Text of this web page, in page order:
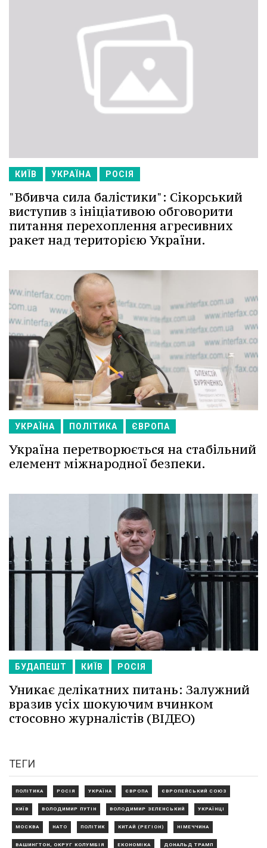
КИЇВ УКРАЇНА РОСІЯ
"Вбивча сила балістики": Сікорський
виступив з ініціативою обговорити
питання перехоплення агресивних
ракет над територією України.
УКРАЇНА ПОЛІТИКА ЄВРОПА
Україна перетворюється на стабільний
елемент міжнародної безпеки.
БУДАПЕШТ КИЇВ РОСІЯ
Уникає делікатних питань: Залужний
вразив усіх шокуючим вчинком
стосовно журналістів (ВІДЕО)
ТЕГИ
ПОЛІТИКА РОСІЯ УКРАЇНА ЄВРОПА ЄВРОПЕЙСЬКИЙ СОЮЗ
КИЇВ ВОЛОДИМИР ПУТІН ВОЛОДИМИР ЗЕЛЕНСЬКИЙ УКРАЇНЦІ
МОСКВА НАТО ПОЛІТИК КИТАЙ (РЕГІОН) НІМЕЧЧИНА
ВАШИНГТОН, ОКРУГ КОЛУМБІЯ ЕКОНОМІКА ДОНАЛЬД ТРАМП